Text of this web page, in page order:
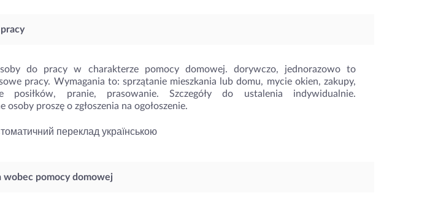
do pracy w charakterze pomocy domowej. dorywczo, jednorazowo to
pracy. Wymagania to: sprzątanie mieszkania lub domu, mycie okien, zakupy,
posiłków, pranie, prasowanie. Szczegóły do ustalenia indywidualnie.
osoby proszę o zgłoszenia na ogołoszenie.
переклад українською
wobec pomocy domowej